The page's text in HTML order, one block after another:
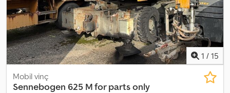
1 / 15
Mobil vinç
Sennebogen 625 M for parts only